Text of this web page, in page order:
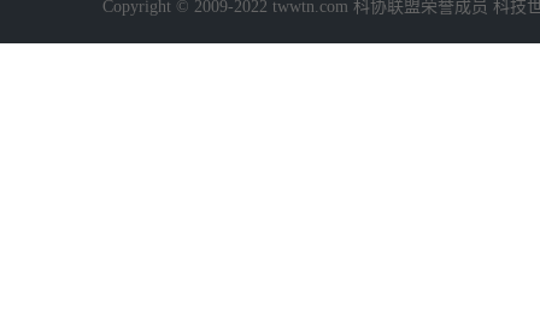
Copyright © 2009-2022 twwtn.com 科协联盟荣誉成员 科